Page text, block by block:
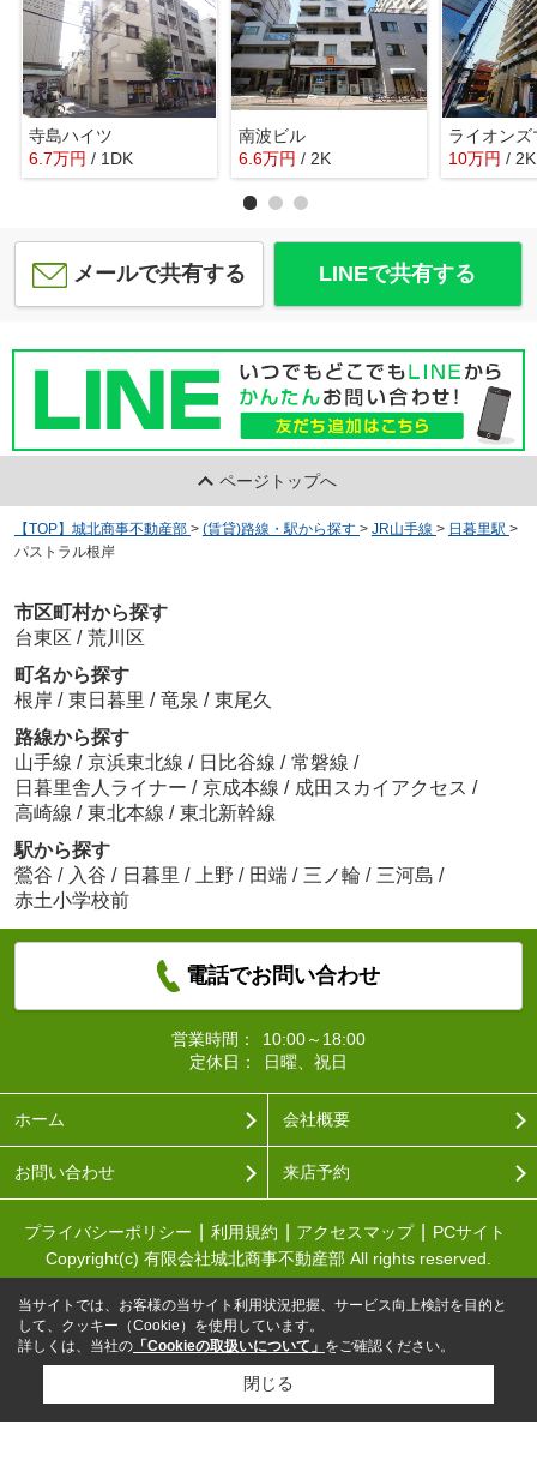
寺島ハイツ
6.7万円 / 1DK
南波ビル
6.6万円 / 2K 10万円 / 2K
メールで共有する LINEで共有する
ページトップへ
【TOP】城北商事不動産部 > (賃貸)路線・駅から探す > JR山手線 > 日暮里駅 >
パストラル根岸
市区町村から探す
台東区 / 荒川区
町名から探す
根岸 / 東日暮里 / 竜泉 / 東尾久
路線から探す
山手線 / 京浜東北線 / 日比谷線 / 常磐線 /
日暮里舎人ライナー / 京成本線 / 成田スカイアクセス /
高崎線 / 東北本線 / 東北新幹線
駅から探す
鶯谷 / 入谷 / 日暮里 / 上野 / 田端 / 三ノ輪 / 三河島 /
赤土小学校前
電話でお問い合わせ
営業時間：
10:00～18:00
定休日：
日曜、祝日
ホーム 会社概要
お問い合わせ 来店予約
プライバシーポリシー 利用規約 アクセスマップ
PCサイト
Copyright(c) 有限会社城北商事不動産部 All rights reserved.
当サイトでは、お客様の当サイト利用状況把握、サービス向上検討を目的と
して、クッキー（Cookie）を使用しています。
詳しくは、当社の 「Cookieの取扱いについて」 をご確認ください。
閉じる